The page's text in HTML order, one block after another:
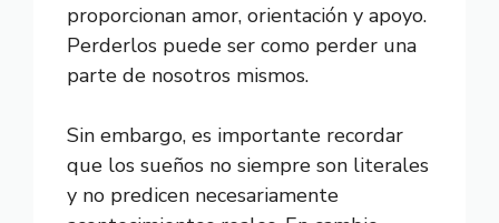
proporcionan amor, orientación y apoyo.
Perderlos puede ser como perder una
parte de nosotros mismos.
Sin embargo, es importante recordar
que los sueños no siempre son literales
y no predicen necesariamente